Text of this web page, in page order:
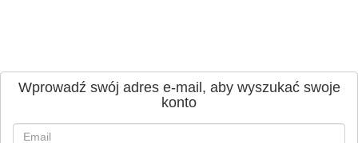
Wprowadź swój adres e-mail, aby wyszukać swoje
konto